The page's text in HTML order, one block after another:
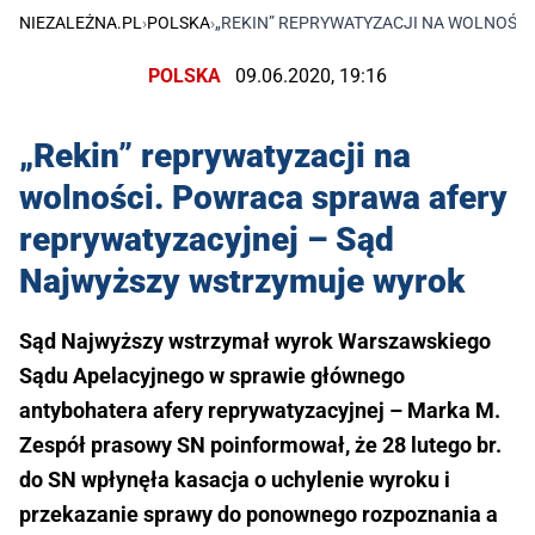
NIEZALEŻNA.PL›POLSKA›„REKIN” REPRYWATYZACJI NA
POLSKA 09.06.2020, 19:16
„Rekin” reprywatyzacji na
wolności. Powraca sprawa afery
reprywatyzacyjnej – Sąd
Najwyższy wstrzymuje wyrok
Sąd Najwyższy wstrzymał wyrok Warszawskiego
Sądu Apelacyjnego w sprawie głównego
antybohatera afery reprywatyzacyjnej – Marka M.
Zespół prasowy SN poinformował, że 28 lutego br.
do SN wpłynęła kasacja o uchylenie wyroku i
przekazanie sprawy do ponownego rozpoznania a